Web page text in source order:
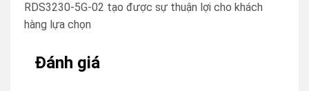
RDS3230-5G-02 tạo được sự thuận lợi cho khách
hàng lựa chọn
Đánh giá